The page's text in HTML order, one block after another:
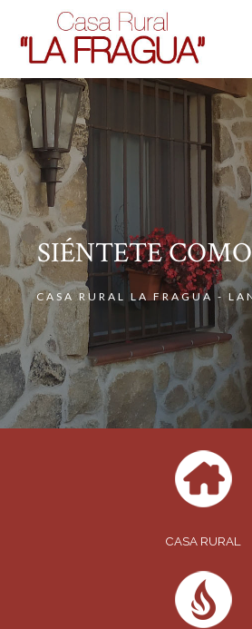
SIÉNTETE
CASA RURAL LA FRAGUA -
CASA RURAL